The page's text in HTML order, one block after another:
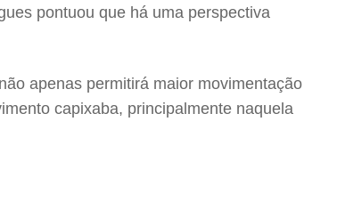
pontuou que há uma perspectiva
apenas permitirá maior movimentação
capixaba, principalmente naquela